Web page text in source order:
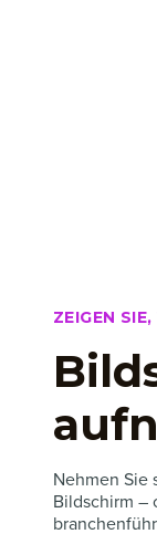
ZEIGEN
Nehmen Sie
Bildschirm –